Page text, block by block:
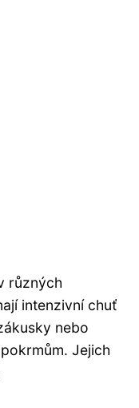
různých
intenzivní chuť
nebo
Jejich